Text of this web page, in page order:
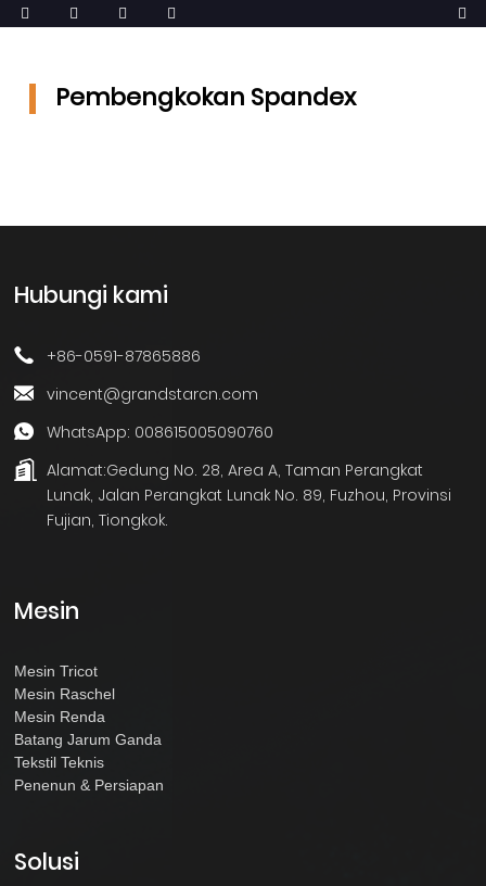
Pembengkokan Spandex
Hubungi kami
+86-0591-87865886
vincent@grandstarcn.com
WhatsApp: 008615005090760
Alamat:Gedung No. 28, Area A, Taman Perangkat
Lunak, Jalan Perangkat Lunak No. 89, Fuzhou, Provinsi
Fujian, Tiongkok.
Mesin
Mesin Tricot
Mesin Raschel
Mesin Renda
Batang Jarum Ganda
Tekstil Teknis
Penenun & Persiapan
Solusi